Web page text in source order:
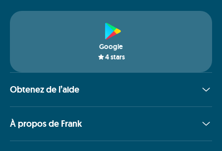
Google
4stars
Obtenez de l’aide
À propos de Frank